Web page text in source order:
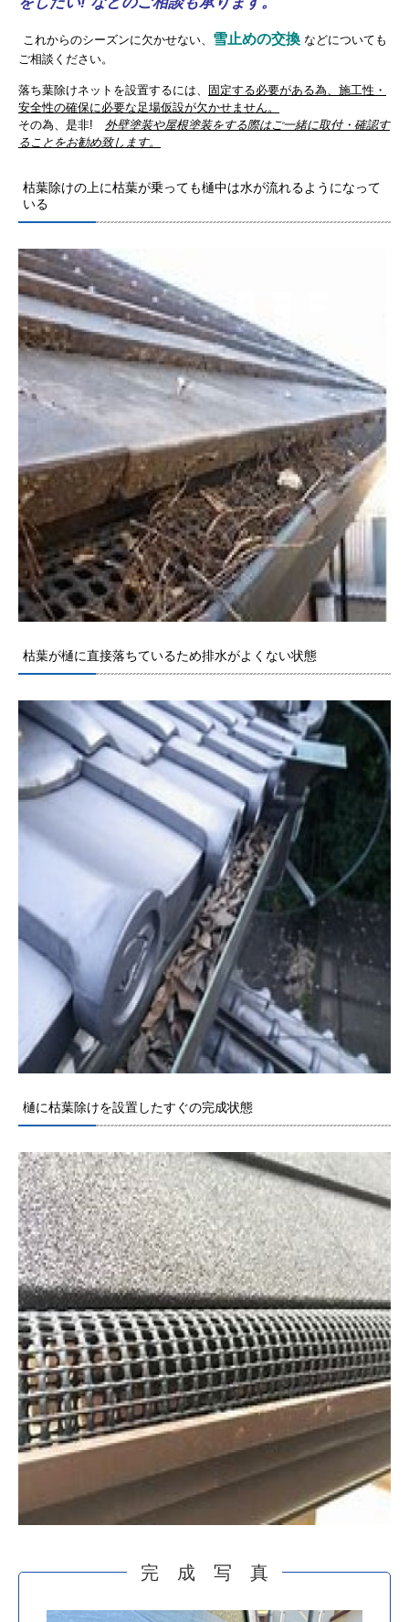
これからのシーズンに欠かせない、 雪止めの交換 などについても
ご相談ください。
落ち葉除けネットを設置するには、
固定する必要がある為、施工性・
安全性の確保に必要な足場仮設が欠かせません。
その為、是非! 外壁塗装や屋根塗装をする際はご一緒に取付・確認す
ることをお勧め致します。
枯葉除けの上に枯葉が乗っても樋中は水が流れるようになって
いる
枯葉が樋に直接落ちているため排水がよくない状態
樋に枯葉除けを設置したすぐの完成状態
完 成 写 真